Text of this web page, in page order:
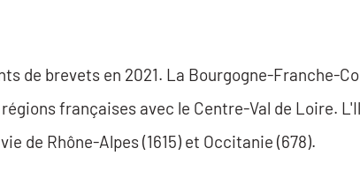
de brevets en 2021. La Bourgogne-Franche-
françaises avec le Centre-Val de Loire.
de Rhône-Alpes (1615) et Occitanie (678).